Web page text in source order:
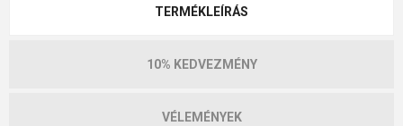
TERMÉKLEÍRÁS
10% KEDVEZMÉNY
VÉLEMÉNYEK